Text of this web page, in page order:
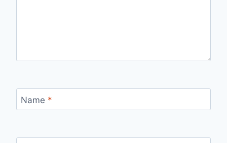
Name *